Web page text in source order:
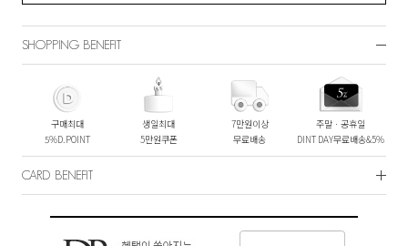
SHOPPING BENEFIT
구매최대
5%D.POINT
생일최대
5만원쿠폰
7만원이상
무료배송
주말ㆍ공휴일
DINT DAY무료배송&5%
CARD BENEFIT